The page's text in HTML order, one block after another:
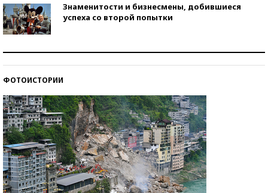
Знаменитости и бизнесмены, добившиеся
успеха со второй попытки
ФОТОИСТОРИИ